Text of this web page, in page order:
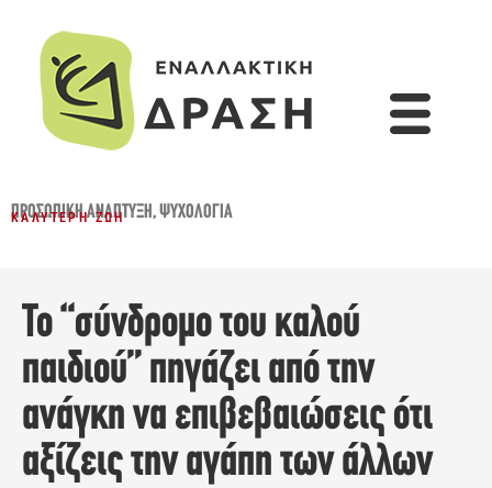
ΠΡΟΣΩΠΙΚΉ ΑΝΆΠΤΥΞΗ,ΨΥΧΟΛΟΓΊΑ
ΚΑΛΎΤΕΡΗ ΖΩΉ
Το “σύνδρομο του καλού
παιδιού” πηγάζει από την
ανάγκη να επιβεβαιώσεις ότι
αξίζεις την αγάπη των άλλων